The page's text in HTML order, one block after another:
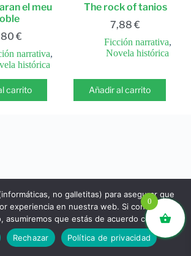
el meu
€
narrativa,
histórica
carrito
The rock of tanios
7,88€
Ficción narrativa,
Novela histórica
Añadir al carrito
Barcelona para el mundo 💚 |
|Política de Privacidad
0
no galletitas) para asegurar que
experiencia en nuestra web. Si continúas
asumiremos que estás de acuerdo con ello.
Rechazar Política de privacidad